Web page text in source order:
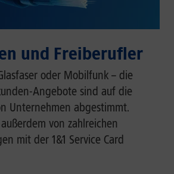
und Freiberufler
oder Mobilfunk – die
Angebote sind auf die
Unternehmen abgestimmt.
von zahlreichen
mit der 1&1 Service Card